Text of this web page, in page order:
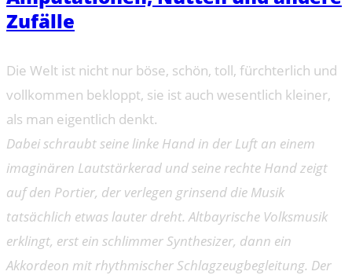
Zufälle
Die Welt ist nicht nur böse, schön, toll, fürchterlich und
vollkommen bekloppt, sie ist auch wesentlich kleiner,
als man eigentlich denkt.
Dabei schraubt seine linke Hand in der Luft an einem
imaginären Lautstärkerad und seine rechte Hand zeigt
auf den Portier, der verlegen grinsend die Musik
tatsächlich etwas lauter dreht. Altbayrische Volksmusik
erklingt, erst ein schlimmer Synthesizer, dann ein
Akkordeon mit rhythmischer Schlagzeugbegleitung. Der